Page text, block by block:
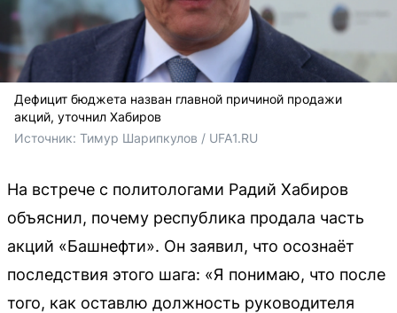
Дефицит бюджета назван главной причиной продажи
акций, уточнил Хабиров
Источник: Тимур Шарипкулов / UFA1.RU
На встрече с политологами Радий Хабиров
объяснил, почему республика продала часть
акций «Башнефти». Он заявил, что осознаёт
последствия этого шага: «Я понимаю, что после
того, как оставлю должность руководителя